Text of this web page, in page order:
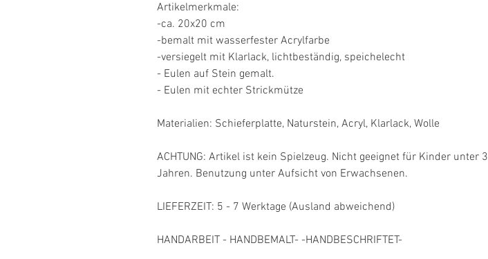
Artikelmerkmale:
-ca. 20x20 cm
-bemalt mit wasserfester Acrylfarbe
-versiegelt mit Klarlack, lichtbeständig, speichelecht
- Eulen auf Stein gemalt.
- Eulen mit echter Strickmütze
Materialien: Schieferplatte, Naturstein, Acryl, Klarlack, Wolle
ACHTUNG: Artikel ist kein Spielzeug. Nicht geeignet für Kinder unter 3
Jahren. Benutzung unter Aufsicht von Erwachsenen.
LIEFERZEIT: 5 - 7 Werktage (Ausland abweichend)
HANDARBEIT - HANDBEMALT- -HANDBESCHRIFTET-